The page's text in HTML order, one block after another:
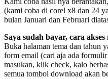
(kami coba di corel x8 dan 24
bulan Januari dan Februari
Saya sudah bayar, cara akses
Buka halaman tema dan tahun
form email (cari aja ada
masukan, klik check, kalo
semua tombol download akan